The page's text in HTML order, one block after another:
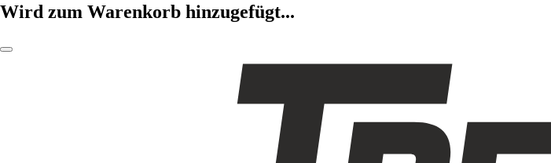
Wird zum Warenkorb hinzugefügt...